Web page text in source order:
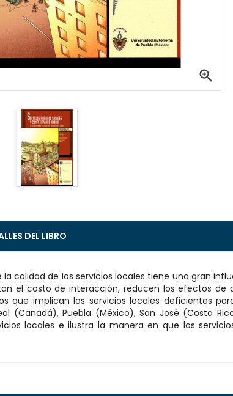

DEL LIBRO
calidad de los servicios locales tiene una gran
el costo de interacción, reducen los efectos de
que implican los servicios locales deficientes
(Canadá), Puebla (México), San José (Costa
locales e ilustra la manera en que los